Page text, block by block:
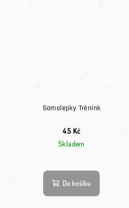
Samolepky Trénink
45 Kč
Skladem
Do košíku